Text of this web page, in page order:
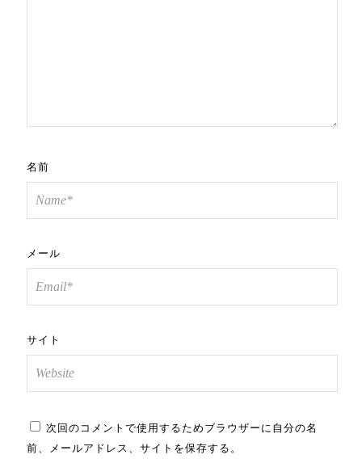
名前
メール
サイト
次回のコメントで使用するためブラウザーに自分の名
前、メールアドレス、サイトを保存する。